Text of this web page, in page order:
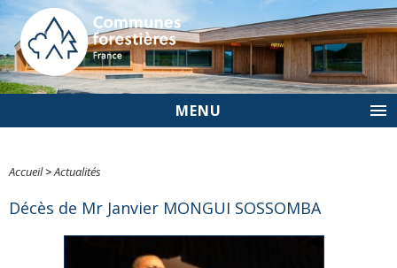
MENU
Accueil>Actualités
Décès de Mr Janvier MONGUI SOSSOMBA